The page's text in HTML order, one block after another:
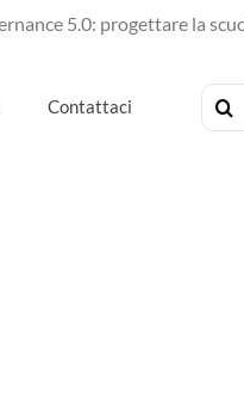
5.0: progettare la
Contattaci
Cerca
per: